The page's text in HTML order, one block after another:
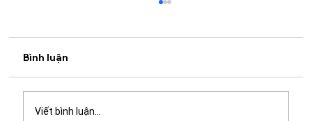
Bình luận
Viết bình luận...